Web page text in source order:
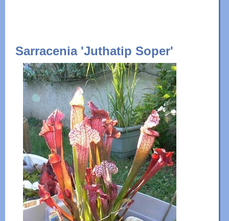
Sarracenia 'Juthatip Soper'